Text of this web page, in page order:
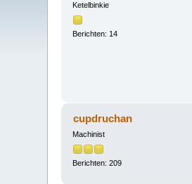
Ketelbinkie
Berichten: 14
cupdruchan
Machinist
Berichten: 209